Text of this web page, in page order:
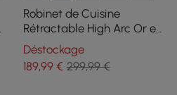
Robinet de Cuisine
Rétractable High Arc Or en
Laiton Massif
Déstockage
189,99€ 299,99 €